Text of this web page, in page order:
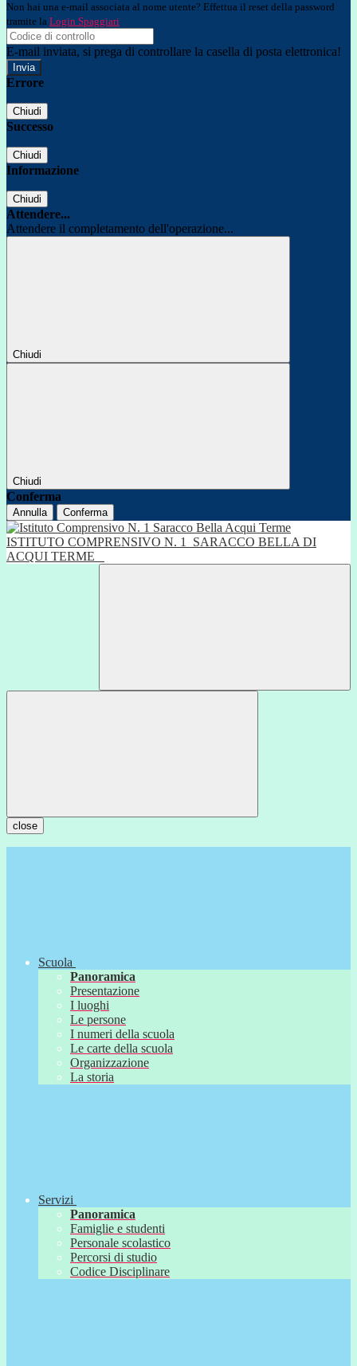
Non hai una e-mail associata al nome utente? Effettua il reset della password
tramite la Login Spaggiari
E-mail inviata, si prega di controllare la casella di posta elettronica!
Errore
Chiudi
Successo
Chiudi
Informazione
Chiudi
Attendere...
Attendere il completamento dell'operazione...
Chiudi
Chiudi
Conferma
Annulla Conferma
ISTITUTO COMPRENSIVO N. 1
SARACCO BELLA DI
ACQUI TERME
close
Scuola
Panoramica
Presentazione
I luoghi
Le persone
I numeri della scuola
Le carte della scuola
Organizzazione
La storia
Servizi
Panoramica
Famiglie e studenti
Personale scolastico
Percorsi di studio
Codice Disciplinare